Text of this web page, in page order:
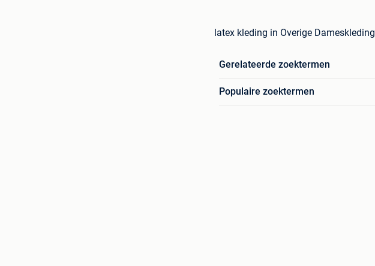
latex kleding in Overige Dameskleding
Gerelateerde zoektermen
Populaire zoektermen